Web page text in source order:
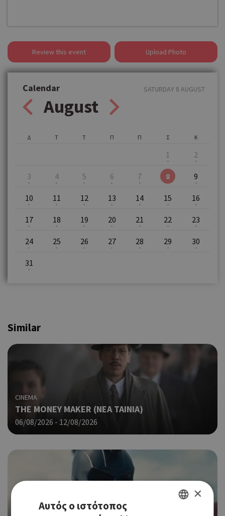
Review this event Upload Photo
Calendar
August
SATURDAY 8 AUGUST
Δ Τ Τ Π Π Σ
1
Κ
2
3 4 5 6 7 8 9
10 11 12 13 14 15 16
17 18 19 20 21 22 23
24 25 26 27 28 29 30
31
Similar
CINEMA
THE MONEY MAKER (ΝΕΑ ΤΑΙΝΙΑ)
06/08/2026 - 12/08/2026
×
Αυτός ο ιστότοπος